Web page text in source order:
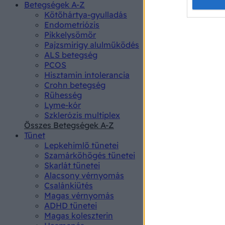
Betegségek A-Z
Kötőhártya-gyulladás
Endometriózis
Pikkelysömör
Pajzsmirigy alulműködés
ALS betegség
PCOS
Hisztamin intolerancia
Crohn betegség
Rühesség
Lyme-kór
Szklerózis multiplex
Összes Betegségek A-Z
Tünet
Lepkehimlő tünetei
Szamárköhögés tünetei
Skarlát tünetei
Alacsony vérnyomás
Csalánkiütés
Magas vérnyomás
ADHD tünetei
Magas koleszterin